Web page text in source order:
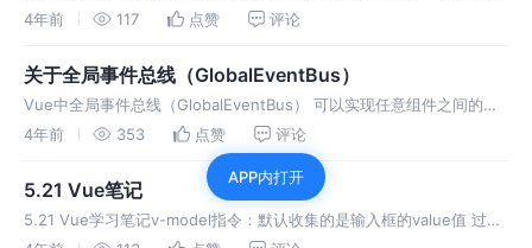
称,再默认情况下，slot的name属性是default
4年前 117 点赞 评论
关于全局事件总线（GlobalEventBus）
Vue中全局事件总线（GlobalEventBus） 可以实现任意组件之间的互
相通信 主要是通过main.js给Vue的prototype上添加一个全局事件总
线，然后通过给这个对象添加自定义方法，再给
4年前 353 点赞 评论
5.21 Vue笔记
5.21 Vue学习笔记v-model指令：默认收集的是输入框的value值 过滤
APP内打开